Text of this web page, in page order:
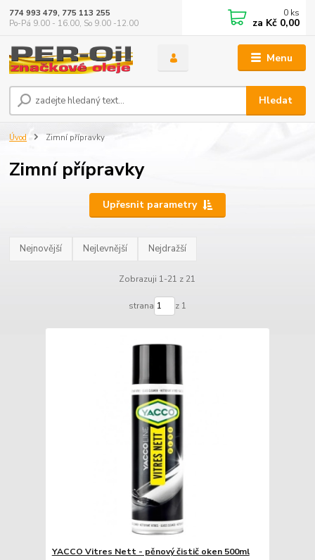
Menu
Hledat
774 993 479, 775 113 255
Po-Pá 9.00 - 16.00, So 9.00 -12.00
0 ks
za Kč 0,00
Úvod Zimní přípravky
Zimní přípravky
Upřesnit parametry
Nejnovější Nejlevnější Nejdražší
Zobrazuji 1-21 z 21
strana z 1
YACCO Vitres Nett - pěnový čistič oken 500ml